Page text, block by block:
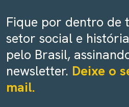
Fique por dentro de
setor social e
pelo Brasil,
newsletter. Deixe o
mail.